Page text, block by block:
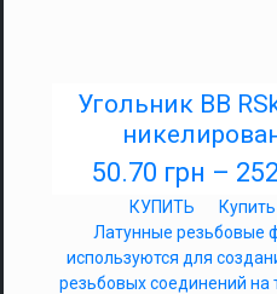
Угольник ВВ
50.70 грн –
КУПИТЬ
Латунные резьбовые
используются для
резьбовых соединений на